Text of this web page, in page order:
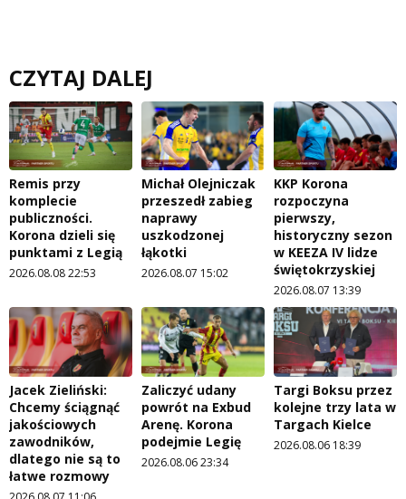
CZYTAJ DALEJ
Remis przy
komplecie
publiczności.
Korona dzieli się
punktami z Legią
2026.08.08 22:53
Michał Olejniczak
przeszedł zabieg
naprawy
uszkodzonej
łąkotki
2026.08.07 15:02
KKP Korona
rozpoczyna
pierwszy,
historyczny sezon
w KEEZA IV lidze
świętokrzyskiej
2026.08.07 13:39
Jacek Zieliński:
Chcemy ściągnąć
jakościowych
zawodników,
dlatego nie są to
łatwe rozmowy
Zaliczyć udany
powrót na Exbud
Arenę. Korona
podejmie Legię
2026.08.06 23:34
Targi Boksu przez
kolejne trzy lata w
Targach Kielce
2026.08.06 18:39